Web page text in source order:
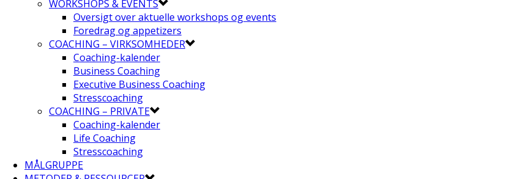
WORKSHOPS & EVENTS
Oversigt over aktuelle workshops og events
Foredrag og appetizers
COACHING – VIRKSOMHEDER
Coaching-kalender
Business Coaching
Executive Business Coaching
Stresscoaching
COACHING – PRIVATE
Coaching-kalender
Life Coaching
Stresscoaching
MÅLGRUPPE